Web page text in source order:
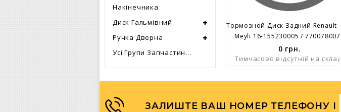
Meyli 16-155230005 / 7700780077
0 грн.
Тимчасово відсутній на складі
Накінечника
Диск Гальмівний
Ручка Дверна
Усі Групи Запчастин...
ЗАЛИШТЕ ВАШ НОМЕР ТЕЛЕФОНУ І